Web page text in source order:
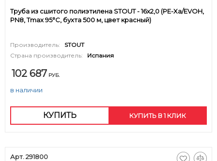
Труба из сшитого полиэтилена STOUT - 16x2,0 (PE-Xa/EVOH,
PN8, Tmax 95°C, бухта 500 м, цвет красный)
Производитель:
STOUT
Страна производитель:
Испания
102 687 РУБ.
в наличии
КУПИТЬ КУПИТЬ В 1 КЛИК
Арт. 291800